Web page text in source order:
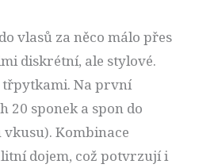
vlasů za něco málo přes
diskrétní, ale stylové.
třpytkami. Na první
20 sponek a spon do
Kombinace
dojem, což potvrzují i